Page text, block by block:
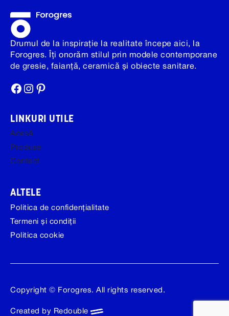
Drumul de la inspirație la realitate începe aici, la
Forogres. Îți onorăm stilul prin modele contemporane
de gresie, faianță, ceramică și obiecte sanitare.
Facebook
Instagram
Pinterest
LINKURI UTILE
Acasă
Produse
Contact
ALTELE
Politica de confidențialitate
Termeni și condiții
Politica cookie
Copyright © Forogres. All rights reserved.
Created by Redouble